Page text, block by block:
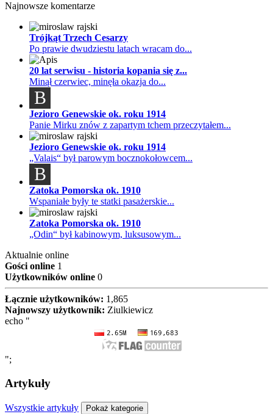
Najnowsze komentarze
Trójkąt Trzech Cesarzy
Po prawie dwudziestu latach wracam do...
20 lat serwisu - historia kopania się z...
Minął czerwiec, minęła okazja do...
B
Jezioro Genewskie ok. roku 1914
Panie Mirku znów z zapartym tchem przeczytałem...
Jezioro Genewskie ok. roku 1914
„Valais“ był parowym bocznokołowcem...
B
Zatoka Pomorska ok. 1910
Wspaniałe były te statki pasażerskie...
Zatoka Pomorska ok. 1910
„Odin“ był kabinowym, luksusowym...
Aktualnie online
Gości online 1
Użytkowników online 0
Łącznie użytkowników: 1,865
Najnowszy użytkownik: Ziulkiewicz
echo "
";
Artykuły
Wszystkie artykuły Pokaż kategorie